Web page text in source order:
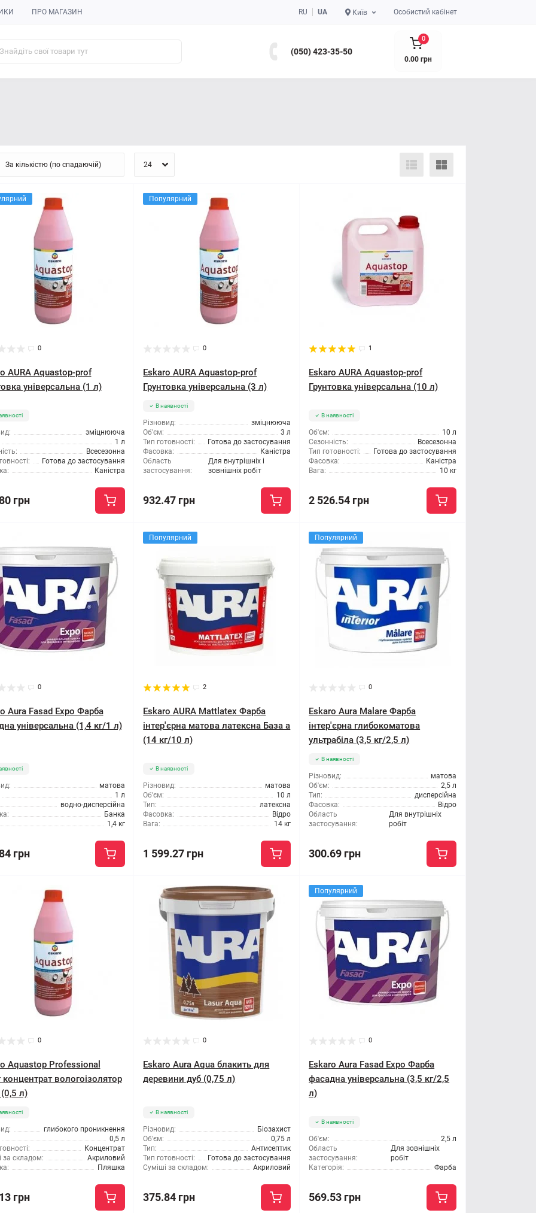
ПРО МАГАЗИН RU UA Київ Особистий кабінет
(050) 423-35-50
0
0.00 грн
0
AURA Aquastop-prof
універсальна (1 л)
зміцнююча
1 л
Всесезонна
Готова до застосування
Каністра
грн
Популярний
0
Eskaro AURA Aquastop-prof
Грунтовка універсальна (3 л)
В наявності
Різновид:
зміцнююча
Об'єм:
3 л
Тип готовності:
Готова до застосування
Фасовка:
Каністра
Область
застосування:
Для внутрішніх і
зовнішніх робіт
932.47 грн
1
Eskaro AURA Aquastop-prof
Грунтовка універсальна (10 л)
В наявності
Об'єм:
10 л
Сезонність:
Всесезонна
Тип готовності:
Готова до застосування
Фасовка:
Каністра
Вага:
10 кг
2 526.54 грн
0
Aura Fasad Expo Фарба
універсальна (1,4 кг/1 л)
матова
1 л
водно-дисперсійна
Банка
1,4 кг
грн
Популярний
2
Eskaro AURA Mattlatex Фарба
інтер'єрна матова латексна База а
(14 кг/10 л)
В наявності
Різновид:
матова
Об'єм:
10 л
Тип:
латексна
Фасовка:
Відро
Вага:
14 кг
1 599.27 грн
Популярний
0
Eskaro Aura Malare Фарба
інтер'єрна глибокоматова
ультрабіла (3,5 кг/2,5 л)
В наявності
Різновид:
матова
Об'єм:
2,5 л
Тип:
дисперсійна
Фасовка:
Відро
Область
застосування:
Для внутрішніх
робіт
300.69 грн
0
Aquastop Professional
концентрат вологоізолятор
л)
глибокого проникнення
0,5 л
Концентрат
за складом:
Акриловий
Пляшка
грн
0
Eskaro Aura Aqua блакить для
деревини дуб (0,75 л)
В наявності
Різновид:
Біозахист
Об'єм:
0,75 л
Тип:
Антисептик
Тип готовності:
Готова до застосування
Суміші за складом:
Акриловий
375.84 грн
Популярний
0
Eskaro Aura Fasad Expo Фарба
фасадна універсальна (3,5 кг/2,5
л)
В наявності
Об'єм:
2,5 л
Область
застосування:
Для зовнішніх
робіт
Категорія:
Фарба
569.53 грн